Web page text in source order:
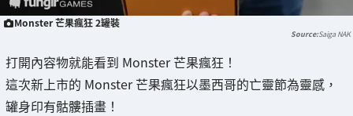
Monster 芒果瘋狂 2罐裝
Saiga NAK
打開內容物就能看到 Monster 芒果瘋狂！
這次新上市的 Monster 芒果瘋狂以墨西哥的亡靈節為靈感，
罐身印有骷髏插畫！